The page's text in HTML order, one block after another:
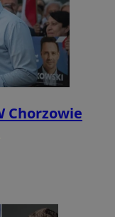
Chorzowie